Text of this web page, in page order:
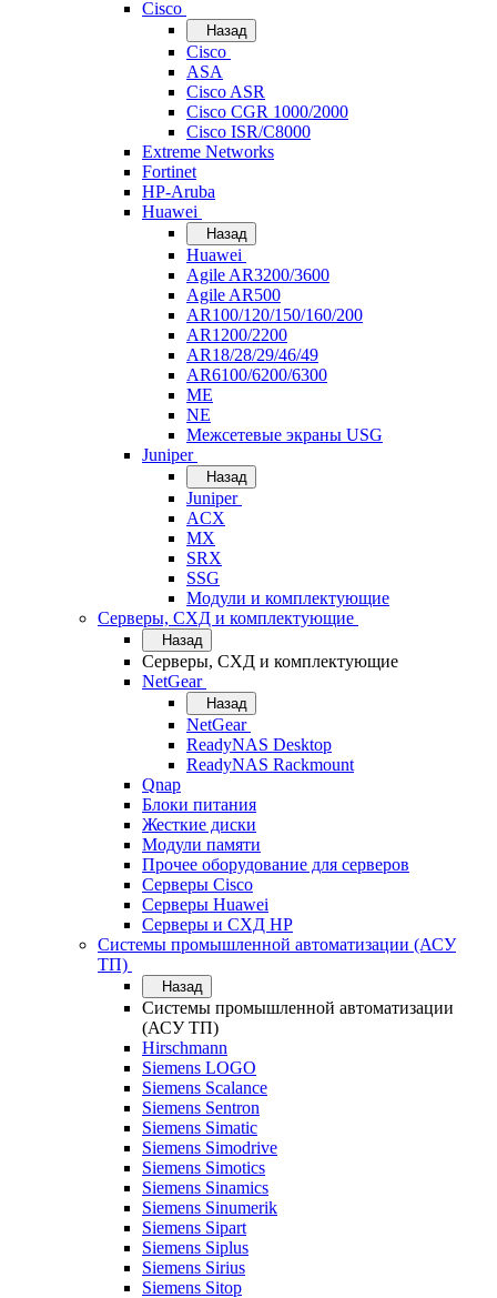
Cisco
Назад
Cisco
ASA
Cisco ASR
Cisco CGR 1000/2000
Cisco ISR/С8000
Extreme Networks
Fortinet
HP-Aruba
Huawei
Назад
Huawei
Agile AR3200/3600
Agile AR500
AR100/120/150/160/200
AR1200/2200
AR18/28/29/46/49
AR6100/6200/6300
ME
NE
Межсетевые экраны USG
Juniper
Назад
Juniper
ACX
MX
SRX
SSG
Модули и комплектующие
Серверы, СХД и комплектующие
Назад
Серверы, СХД и комплектующие
NetGear
Назад
NetGear
ReadyNAS Desktop
ReadyNAS Rackmount
Qnap
Блоки питания
Жесткие диски
Модули памяти
Прочее оборудование для серверов
Серверы Cisco
Серверы Huawei
Серверы и СХД HP
Системы промышленной автоматизации (АСУ
ТП)
Назад
Системы промышленной автоматизации
(АСУ ТП)
Hirschmann
Siemens LOGO
Siemens Scalance
Siemens Sentron
Siemens Simatic
Siemens Simodrive
Siemens Simotics
Siemens Sinamics
Siemens Sinumerik
Siemens Sipart
Siemens Siplus
Siemens Sirius
Siemens Sitop